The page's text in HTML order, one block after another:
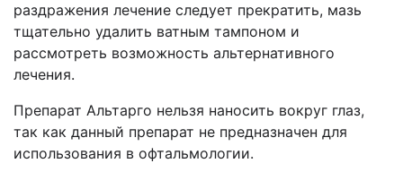
раздражения лечение следует прекратить, мазь
тщательно удалить ватным тампоном и
рассмотреть возможность альтернативного
лечения.
Препарат Альтарго нельзя наносить вокруг глаз,
так как данный препарат не предназначен для
использования в офтальмологии.